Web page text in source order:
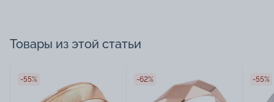
Товары из этой статьи
-55% -62% -55%